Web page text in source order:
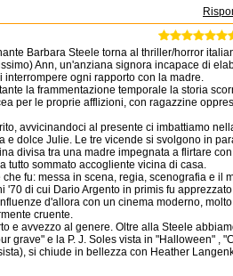
Barbara Steele torna al thriller/horror
Ann, un'anziana signora incapace di
ogni rapporto con la madre.
la frammentazione temporale la storia
per le proprie afflizioni, con ragazzine
avvicinandoci al presente ci imbattiamo
dolce Julie. Le tre vicende si svolgono in
divisa tra una madre impegnata a flirtare
tutto sommato accogliente vicina di casa.
fu: messa in scena, regia, scenografia e il
di cui Dario Argento in primis fu
d'allora con un cinema moderno,
cruente.
e avvezzo al genere. Oltre alla Steele
grave" e la P. J. Soles vista in "Halloween" ,
si chiude in bellezza con Heather